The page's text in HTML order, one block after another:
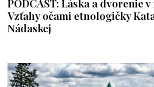
PODCAST: Láska a dvorenie
Vzťahy očami etnologičky
Nádaskej